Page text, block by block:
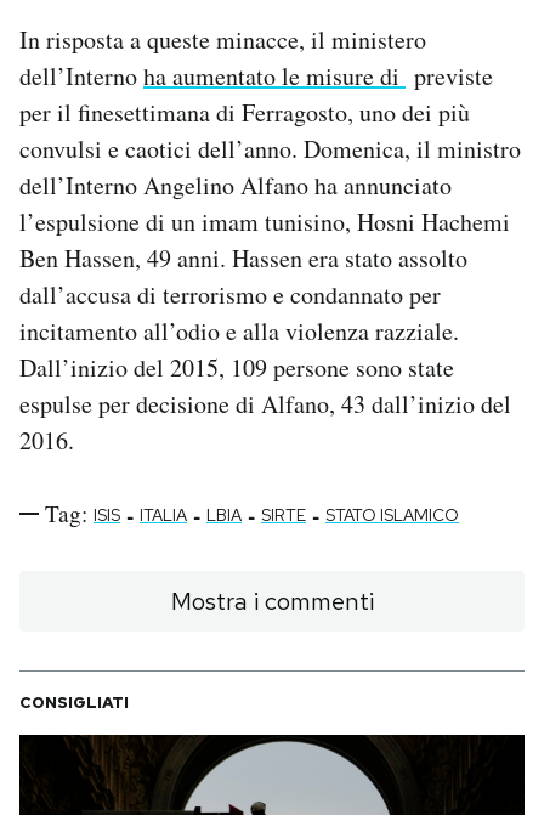
In risposta a queste minacce, il ministero
dell’Internoha aumentato le misure di previste
per il finesettimana di Ferragosto, uno dei più
convulsi e caotici dell’anno. Domenica, il ministro
dell’Interno Angelino Alfano ha annunciato
l’espulsione di un imam tunisino, Hosni Hachemi
Ben Hassen, 49 anni. Hassen era stato assolto
dall’accusa di terrorismo e condannato per
incitamento all’odio e alla violenza razziale.
Dall’inizio del 2015, 109 persone sono state
espulse per decisione di Alfano, 43 dall’inizio del
2016.
Tag: ISIS - ITALIA - LBIA - SIRTE - STATO ISLAMICO
Mostra i commenti
CONSIGLIATI